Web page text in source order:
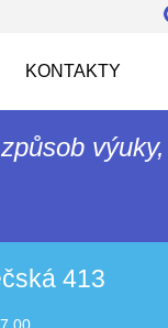
KONTAKTY
výuky,
413